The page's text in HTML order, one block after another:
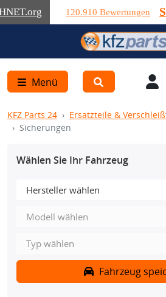
.org 120.910 Bewertungen
Menü
KFZ Parts 24 Ersatzteile &
Sicherungen
Wählen Sie Ihr Fahrzeug
Fahrzeug